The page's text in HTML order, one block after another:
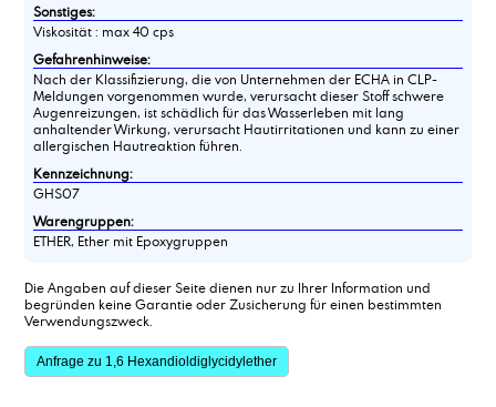
Sonstiges:
Viskosität : max 40 cps
Gefahrenhinweise:
Nach der Klassifizierung, die von Unternehmen der ECHA in CLP-
Meldungen vorgenommen wurde, verursacht dieser Stoff schwere
Augenreizungen, ist schädlich für das Wasserleben mit lang
anhaltender Wirkung, verursacht Hautirritationen und kann zu einer
allergischen Hautreaktion führen.
Kennzeichnung:
GHS07
Warengruppen:
ETHER, Ether mit Epoxygruppen
Die Angaben auf dieser Seite dienen nur zu Ihrer Information und
begründen keine Garantie oder Zusicherung für einen bestimmten
Verwendungszweck.
Anfrage zu 1,6 Hexandioldiglycidylether